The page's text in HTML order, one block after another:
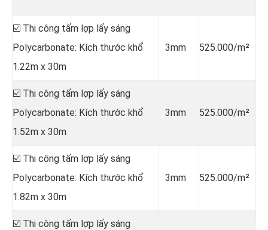
☑️ Thi công tấm lợp lấy sáng
Polycarbonate: Kích thước khổ
1.22m x 30m
3mm 525.000/m²
☑️ Thi công tấm lợp lấy sáng
Polycarbonate: Kích thước khổ
1.52m x 30m
3mm 525.000/m²
☑️ Thi công tấm lợp lấy sáng
Polycarbonate: Kích thước khổ
1.82m x 30m
3mm 525.000/m²
☑️ Thi công tấm lợp lấy sáng